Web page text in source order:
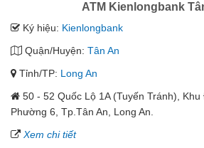
ATM Kienlongbank
Ký hiệu: Kienlongbank
Quận/Huyện: Tân An
Tỉnh/TP: Long An
50 - 52 Quốc Lộ 1A (Tuyến Tránh), Khu
Phường 6, Tp.Tân An, Long An.
Xem chi tiết